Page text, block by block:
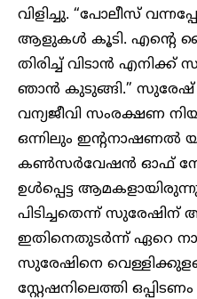
വിളിച്ചു. “പോലീസ്
ആളുകൾ കൂടി. എന്റെ
തിരിച്ച് വിടാൻ എനിക്ക്
ഞാൻ കുടുങ്ങി.” സുരേഷ്
വന്യജീവി സംരക്ഷണ
ഒന്നിലും
കൺസർവേഷൻ ഓഫ്
ഉൾപ്പെട്ട
പിടിച്ചതെന്ന് സുരേഷിന്
ഇതിനെതുടർന്ന് ഏറെ
സുരേഷിനെ
സ്റ്റേഷനിലെത്തി